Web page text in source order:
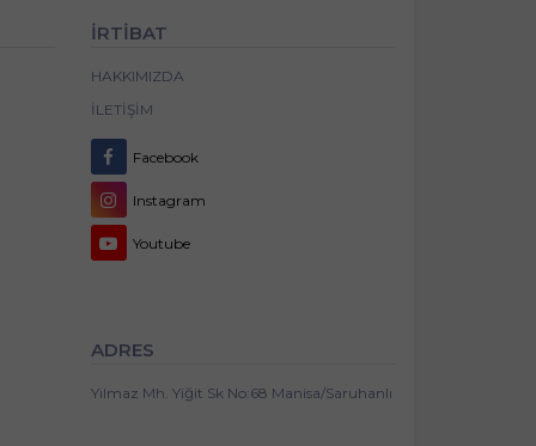
İRTİBAT
HAKKIMIZDA
İLETIŞIM
Facebook
Instagram
Youtube
ADRES
Yılmaz Mh. Yiğit Sk No:68 Manisa/Saruhanlı